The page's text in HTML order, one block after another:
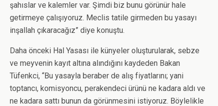
şahıslar ve kalemler var. Şimdi biz bunu görünür hale
getirmeye çalışıyoruz. Meclis tatile girmeden bu yasayı
inşallah çıkaracağız” diye konuştu.
Daha önceki Hal Yasası ile künyeler oluşturularak, sebze
ve meyvenin kayıt altına alındığını kaydeden Bakan
Tüfenkci, “Bu yasayla beraber de alış fiyatlarını; yani
toptancı, komisyoncu, perakendeci ürünü ne kadara aldı ve
ne kadara sattı bunun da görünmesini istiyoruz. Böylelikle